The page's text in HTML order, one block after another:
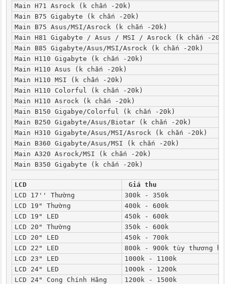
Main H71 Asrock (k chắn -20k)
Main B75 Gigabyte (k chắn -20k)
Main B75 Asus/MSI/Asrock (k chắn -20k)
Main H81 Gigabyte / Asus / MSI / Asrock (k chắn -
Main B85 Gigabyte/Asus/MSI/Asrock (k chắn -20k)
Main H110 Gigabyte (k chắn -20k)
Main H110 Asus (k chắn -20k)
Main H110 MSI (k chắn -20k)
Main H110 Colorful (k chắn -20k)
Main H110 Asrock (k chắn -20k)
Main B150 Gigabye/Colorful (k chắn -20k)
Main B250 Gigabyte/Asus/Biotar (k chắn -20k)
Main H310 Gigabyte/Asus/MSI/Asrock (k chắn -20k)
Main B360 Gigabyte/Asus/MSI (k chắn -20k)
Main A320 Asrock/MSI (k chắn -20k)
Main B350 Gigabyte (k chắn -20k)
LCD
Giá thu
LCD 17'' Thường
300k - 350k
LCD 19" Thường
400k - 600k
LCD 19" LED
450k - 600k
LCD 20" Thường
350k - 600k
LCD 20" LED
450k - 700k
LCD 22" LED
800k - 900k tùy thương
LCD 23" LED
1000k - 1100k
LCD 24" LED
1000k - 1200k
LCD 24" Cong Chính Hãng
1200k - 1500k